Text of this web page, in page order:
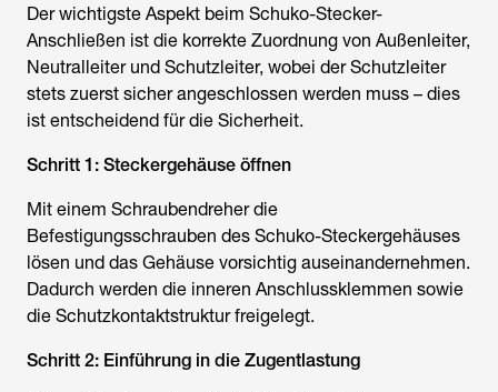
Der wichtigste Aspekt beim Schuko-Stecker-
Anschließen ist die korrekte Zuordnung von Außenleiter,
Neutralleiter und Schutzleiter, wobei der Schutzleiter
stets zuerst sicher angeschlossen werden muss – dies
ist entscheidend für die Sicherheit.
Schritt 1: Steckergehäuse öffnen
Mit einem Schraubendreher die
Befestigungsschrauben des Schuko-Steckergehäuses
lösen und das Gehäuse vorsichtig auseinandernehmen.
Dadurch werden die inneren Anschlussklemmen sowie
die Schutzkontaktstruktur freigelegt.
Schritt 2: Einführung in die Zugentlastung